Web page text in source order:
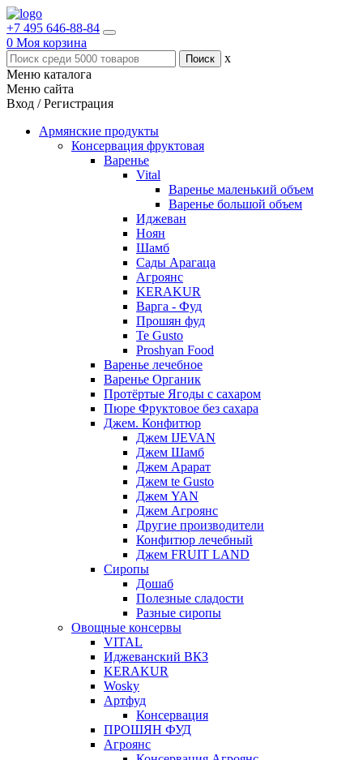
+7 495 646-88-84
0 Моя корзина
x
Меню каталога
Меню сайта
Вход / Регистрация
Армянские продукты
Консервация фруктовая
Варенье
Vital
Варенье маленький объем
Варенье большой объем
Иджеван
Ноян
Шамб
Сады Арагаца
Агроянс
KERAKUR
Варга - Фуд
Прошян фуд
Te Gusto
Proshyan Food
Варенье лечебное
Варенье Органик
Протёртые Ягоды с сахаром
Пюре Фруктовое без сахара
Джем. Конфитюр
Джем IJEVAN
Джем Шамб
Джем Арарат
Джем te Gusto
Джем YAN
Джем Агроянс
Другие производители
Конфитюр лечебный
Джем FRUIT LAND
Сиропы
Дошаб
Полезные сладости
Разные сиропы
Овощные консервы
VITAL
Иджеванский ВКЗ
KERAKUR
Wosky
Артфуд
Консервация
ПРОШЯН ФУД
Агроянс